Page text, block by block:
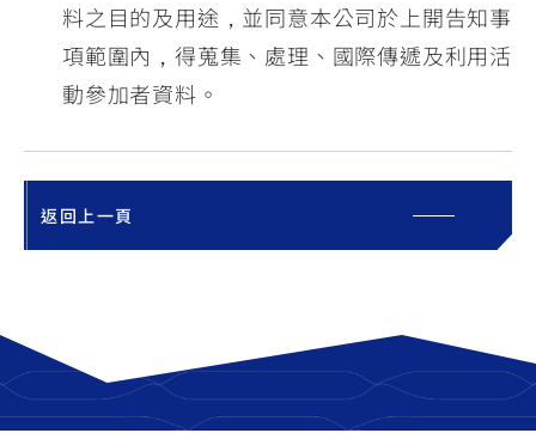
料之目的及用途，並同意本公司於上開告知事
項範圍內，得蒐集、處理、國際傳遞及利用活
動參加者資料。
返回上一頁